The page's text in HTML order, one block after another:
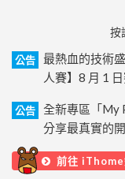
按
公告
最熱血的技術
人賽】8 月 1
公告
全新專區「My
分享最真實的
前往 iThome